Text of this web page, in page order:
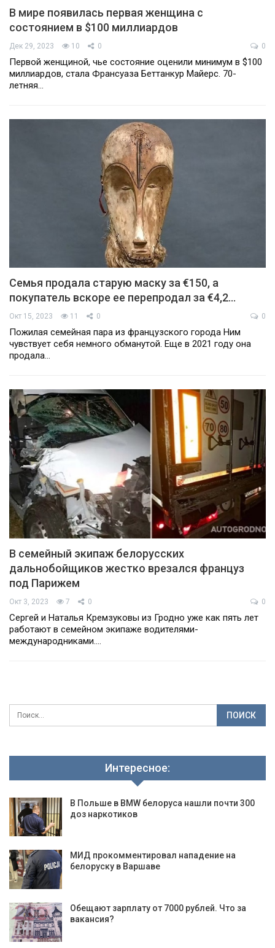
В мире появилась первая женщина с
состоянием в $100 миллиардов
Дек 29, 2023 10 0 0
Первой женщиной, чье состояние оценили минимум в $100
миллиардов, стала Франсуаза Беттанкур Майерс. 70-
летняя…
Семья продала старую маску за €150, а
покупатель вскоре ее перепродал за €4,2…
Окт 15, 2023 11 0 0
Пожилая семейная пара из французского города Ним
чувствует себя немного обманутой. Еще в 2021 году она
продала…
В семейный экипаж белорусских
дальнобойщиков жестко врезался француз
под Парижем
Окт 3, 2023 7 0 0
Сергей и Наталья Кремзуковы из Гродно уже как пять лет
работают в семейном экипаже водителями-
международниками.…
Интересное:
В Польше в BMW белоруса нашли почти 300
доз наркотиков
МИД прокомментировал нападение на
белоруску в Варшаве
Обещают зарплату от 7000 рублей. Что за
вакансия?